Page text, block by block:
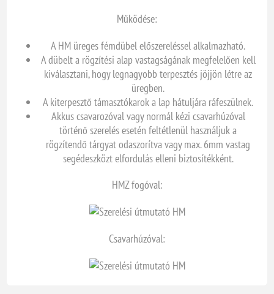
Működése:
A HM üreges fémdübel előszereléssel alkalmazható.
A dübelt a rögzítési alap vastagságának megfelelően kell
kiválasztani, hogy legnagyobb terpesztés jöjjön létre az
üregben.
A kiterpesztő támasztókarok a lap hátuljára ráfeszülnek.
Akkus csavarozóval vagy normál kézi csavarhúzóval
történő szerelés esetén feltétlenül használjuk a
rögzítendő tárgyat odaszorítva vagy max. 6mm vastag
segédeszközt elfordulás elleni biztosítékként.
HMZ fogóval:
Csavarhúzóval: